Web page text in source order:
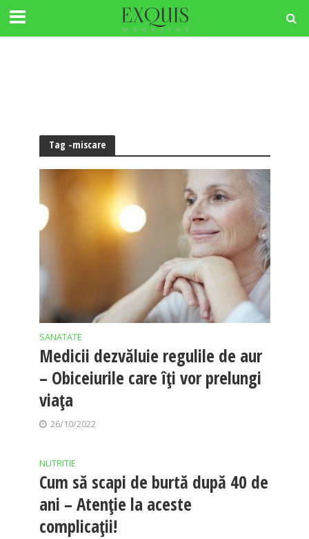
Tag -miscare
SANATATE
Medicii dezvăluie regulile de aur
– Obiceiurile care îți vor prelungi
viața
26/10/2022
NUTRITIE
Cum să scapi de burtă după 40 de
ani – Atenție la aceste
complicații!